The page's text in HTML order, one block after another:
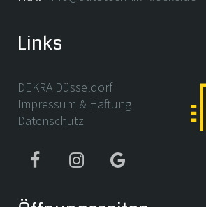
Links
DEKRA Düsseldorf
Impressum & Haftung
Datenschutz